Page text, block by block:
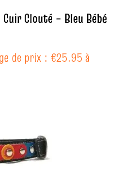
Clouté – Bleu Bébé
de prix : €25.95 à